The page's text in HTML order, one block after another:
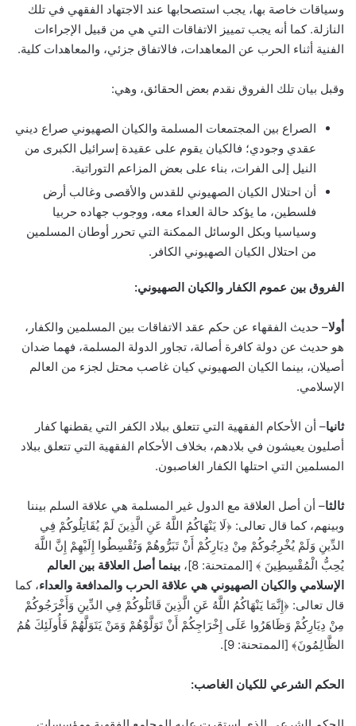
وسياقات خاصة بها، يجب استصحابها عند الاجتهاد الفقهي في تلك
النازلة. كما أنه يجب تمييز الاتفاقات التي هي من قبيل الإجراءات
الفنية أثناء الحرب عن المعاهدات، فالاتفاق جزئي، والمعاهدات كلية.
وقبل بيان تلك الفروق نقدم بعض الحقائق، وهي:
الصراع بين المجتمعات المسلمة والكيان الصهيوني صراع ديني
عقدي وجودي؛ فالكيان يقوم على عقيدة إسرائيل الكبرى من
النيل إلى الفرات، بناء على بعض المزاعم التوراتية.
أن احتلال الكيان الصهيوني للقدس والأقصى وغالب أرض
فلسطين، ما يؤكد حالة العداء معه، ووجوب جهاده حربيا
وسياسيا وبكل الوسائل الممكنة التي تحرر أوطان المسلمين
من احتلال الكيان الصهيوني الكافر.
الفروق بين عموم الكفار والكيان الصهيوني:
أولا– حديث الفقهاء عن حكم عقد الاتفاقات بين المسلمين والكفار،
هو حديث عن دولة كافرة أصالة، تجاور الدولة المسلمة، فهما ضدان
أصيلان، بينما الكيان الصهيوني كيان غاصب محتل لجزء من العالم
الإسلامي.
ثانيا– أن الأحكام الفقهية التي تتعلق ببلاد الكفر التي يقطنها كفار
أصليون يعيشون في بلادهم، بخلاف الأحكام الفقهية التي تتعلق ببلاد
المسلمين التي احتلها الكفار الغاصبون.
ثالثا– أن أصل العلاقة مع الدول غير المسلمة هي علاقة السلم بيننا
وبينهم، كما قال تعالى: ﴿‌لَا ‌يَنْهَاكُمُ اللَّهُ عَنِ الَّذِينَ لَمْ يُقَاتِلُوكُمْ فِي
الدِّينِ وَلَمْ يُخْرِجُوكُمْ مِنْ دِيَارِكُمْ أَنْ تَبَرُّوهُمْ وَتُقْسِطُوا إِلَيْهِمْ إِنَّ اللَّهَ
يُحِبُّ الْمُقْسِطِينَ ﴾ [الممتحنة: 8]،
بينما أصل العلاقة بين العالم
الإسلامي والكيان الصهيوني هي علاقة الحرب والمدافعة والعداء، كما
قال تعالى: ﴿إِنَّمَا يَنْهَاكُمُ اللَّهُ عَنِ الَّذِينَ قَاتَلُوكُمْ فِي الدِّينِ وَأَخْرَجُوكُمْ
مِنْ دِيَارِكُمْ وَظَاهَرُوا عَلَى إِخْرَاجِكُمْ أَنْ تَوَلَّوْهُمْ وَمَنْ يَتَوَلَّهُمْ فَأُولَئِكَ هُمُ
الظَّالِمُونَ﴾ [الممتحنة: 9].
الحكم الشرعي للكيان الغاصب: